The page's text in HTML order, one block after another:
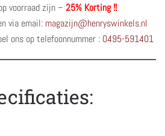
voorraad zijn – 25% Korting !!
via email: magazijn@henryswinkels.nl
ons op telefoonnummer : 0495-591401